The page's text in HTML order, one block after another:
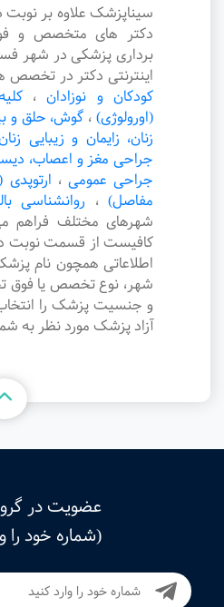
سیناپزشک علاوه بر
دکتر های متخصص و
برداری پزشکی در شهر
اینترنتی دکتر در تخصص
کودکان و نوزادان ،
(اورولوژی) ، گوش، حلق و
زنان، زایمان و زیبایی
جراحی مغز و اعصاب،
جراحی عمومی ،
مفاصل) ، روانشناسی
شهرهای مختلف فراهم
کافیست از قسمت نوبت
اطلاعاتی همچون نام
شهر، نوع تخصص یا
و جنسیت پزشک را
آزاد پزشک مورد نظر به
عضویت در
(شماره خود را